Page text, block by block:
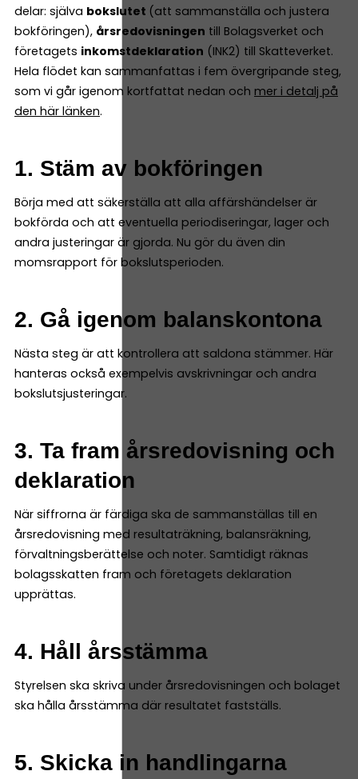
delar: själva bokslutet (att sammanställa och justera
bokföringen), årsredovisningen till Bolagsverket och
företagets inkomstdeklaration (INK2) till Skatteverket.
Hela flödet kan sammanfattas i fem övergripande steg,
som vi går igenom kortfattat nedan och mer i detalj på
den här länken.
1. Stäm av bokföringen
Börja med att säkerställa att alla affärshändelser är
bokförda och att eventuella periodiseringar, lager och
andra justeringar är gjorda. Nu gör du även din
momsrapport för bokslutsperioden.
2. Gå igenom balanskontona
Nästa steg är att kontrollera att saldona stämmer. Här
hanteras också exempelvis avskrivningar och andra
bokslutsjusteringar.
3. Ta fram årsredovisning och
deklaration
När siffrorna är färdiga ska de sammanställas till en
årsredovisning med resultaträkning, balansräkning,
förvaltningsberättelse och noter. Samtidigt räknas
bolagsskatten fram och företagets deklaration
upprättas.
4. Håll årsstämma
Styrelsen ska skriva under årsredovisningen och bolaget
ska hålla årsstämma där resultatet fastställs.
5. Skicka in handlingarna